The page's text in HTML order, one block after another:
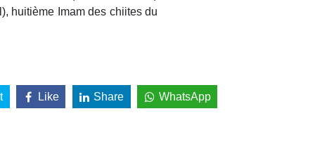
huitième Imam des chiites du
Like Share WhatsApp